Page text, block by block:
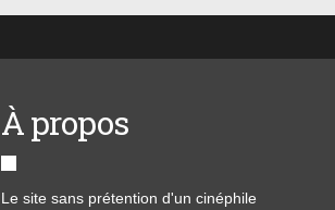
À propos
Le site sans prétention d'un cinéphile